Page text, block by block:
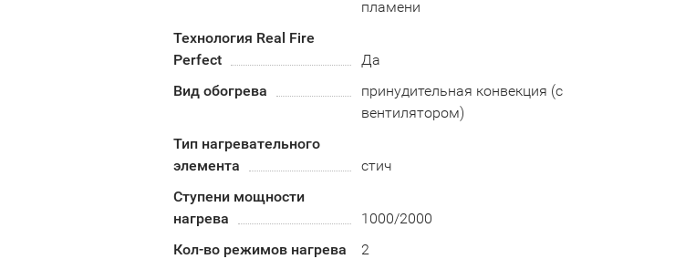
пламени
Технология Real Fire
Perfect
Да
Вид обогрева
принудительная конвекция (с
вентилятором)
Тип нагревательного
элемента
стич
Ступени мощности
нагрева
1000/2000
Кол-во режимов нагрева
2